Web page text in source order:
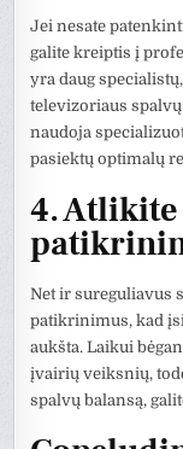
Jei nesate
galite kreiptis į
yra daug
televizoriaus
naudoja
pasiektų optimalų
4.
Net ir sureguliavus
patikrinimus, kad
aukšta. Laikui
įvairių veiksnių,
spalvų balansą,